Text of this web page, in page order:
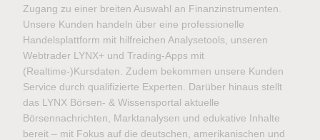
Zugang zu einer breiten Auswahl an Finanzinstrumenten.
Unsere Kunden handeln über eine professionelle
Handelsplattform mit hilfreichen Analysetools, unseren
Webtrader LYNX+ und Trading-Apps mit
(Realtime-)Kursdaten. Zudem bekommen unsere Kunden
Service durch qualifizierte Experten. Darüber hinaus stellt
das LYNX Börsen- & Wissensportal aktuelle
Börsennachrichten, Marktanalysen und edukative Inhalte
bereit – mit Fokus auf die deutschen, amerikanischen und